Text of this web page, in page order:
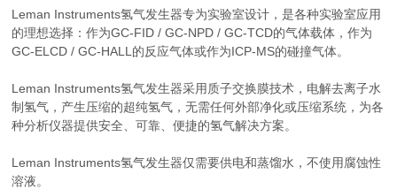
Leman Instruments氢气发生器专为实验室设计，是各种实验室应用
的理想选择：作为GC-FID / GC-NPD / GC-TCD的气体载体，作为
GC-ELCD / GC-HALL 的反应气体或作为ICP-MS的碰撞气体。
Leman Instruments氢气发生器采用质子交换膜技术，电解去离子水
制氢气，产生压缩的超纯氢气，无需任何外部净化或压缩系统，为各
种分析仪器提供安全、可靠、便捷的氢气解决方案。
Leman Instruments氢气发生器仅需要供电和蒸馏水，不使用腐蚀性
溶液。